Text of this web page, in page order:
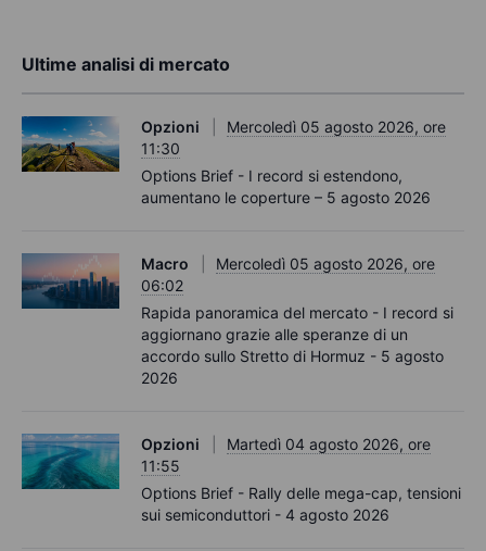
Ultime analisi di mercato
Opzioni
Mercoledì 05 agosto 2026, ore
11:30
Options Brief - I record si estendono,
aumentano le coperture – 5 agosto 2026
Macro
Mercoledì 05 agosto 2026, ore
06:02
Rapida panoramica del mercato - I record si
aggiornano grazie alle speranze di un
accordo sullo Stretto di Hormuz - 5 agosto
2026
Opzioni
Martedì 04 agosto 2026, ore
11:55
Options Brief - Rally delle mega-cap, tensioni
sui semiconduttori - 4 agosto 2026